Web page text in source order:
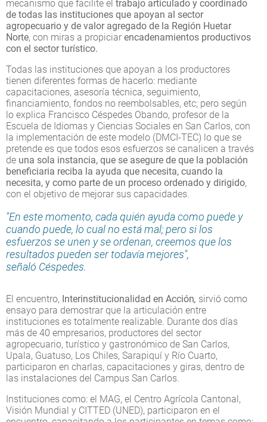
mecanismo que facilite el trabajo articulado y coordinado
de todas las instituciones que apoyan al sector
agropecuario y de valor agregado de la Región Huetar
Norte, con miras a propiciar encadenamientos productivos
con el sector turístico.
Todas las instituciones que apoyan a los productores
tienen diferentes formas de hacerlo: mediante
capacitaciones, asesoría técnica, seguimiento,
financiamiento, fondos no reembolsables, etc; pero según
lo explica Francisco Céspedes Obando, profesor de la
Escuela de Idiomas y Ciencias Sociales en San Carlos, con
la implementación de este modelo (DMCI-TEC) lo que se
pretende es que todos esos esfuerzos se canalicen a través
de una sola instancia, que se asegure de que la población
beneficiaria reciba la ayuda que necesita, cuando la
necesita, y como parte de un proceso ordenado y dirigido,
con el objetivo de mejorar sus capacidades.
"En este momento, cada quién ayuda como puede y
cuando puede, lo cual no está mal; pero si los
esfuerzos se unen y se ordenan, creemos que los
resultados pueden ser todavía mejores",
señaló Céspedes.
El encuentro, Interinstitucionalidad en Acción, sirvió como
ensayo para demostrar que la articulación entre
instituciones es totalmente realizable. Durante dos días
más de 40 empresarios, productores del sector
agropecuario, turístico y gastronómico de San Carlos,
Upala, Guatuso, Los Chiles, Sarapiquí y Río Cuarto,
participaron en charlas, capacitaciones y giras, dentro de
las instalaciones del Campus San Carlos.
Instituciones como: el MAG, el Centro Agrícola Cantonal,
Visión Mundial y CITTED (UNED), participaron en el